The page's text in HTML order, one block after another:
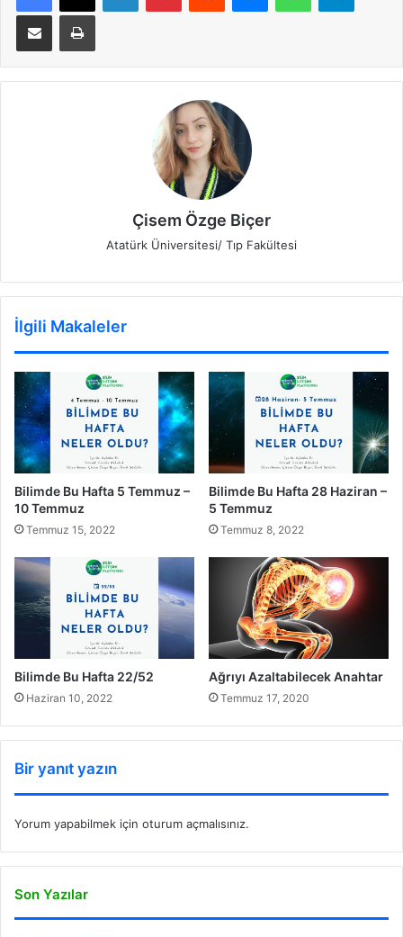
E-Posta ile paylaş Yazdır
Çisem Özge Biçer
Atatürk Üniversitesi/ Tıp Fakültesi
İlgili Makaleler
Bilimde Bu Hafta 5 Temmuz –
10 Temmuz
Temmuz 15, 2022
Bilimde Bu Hafta 28 Haziran –
5 Temmuz
Temmuz 8, 2022
Bilimde Bu Hafta 22/52
Haziran 10, 2022
Ağrıyı Azaltabilecek Anahtar
Temmuz 17, 2020
Bir yanıt yazın
Yorum yapabilmek için oturum açmalısınız.
Son Yazılar